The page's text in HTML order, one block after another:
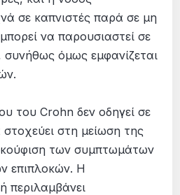
σε καπνιστές παρά σε µη
να παρουσιαστεί σε
συνήθως όµως εµφανίζεται
του Crohn δεν οδηγεί σε
στη μείωση της
των συμπτωμάτων
επιπλοκών. Η
περιλαμβάνει